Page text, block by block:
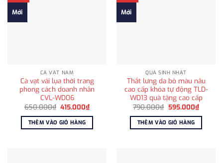
Mới
CÀ VẠT NAM
Cà vạt vải lụa thời trang
phong cách doanh nhân
CVL-WD06
650.000₫ Giá
là:
650.000₫.
415.000₫Giá
hiện
tại
415.000₫.
THÊM VÀO GIỎ HÀNG
Mới
QUÀ SINH NHẬT
Thắt lưng da bò màu nâu
cao cấp khóa tự động TLD-
WD13 quà tặng cao cấp
790.000₫ Giá
là:
790.000₫.
595.000₫Giá
hiện
tại
THÊM VÀO GIỎ HÀNG